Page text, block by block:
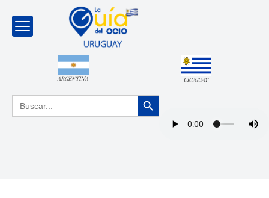
ARGENTINA URUGUAY
Buscar: Botón de búsqueda